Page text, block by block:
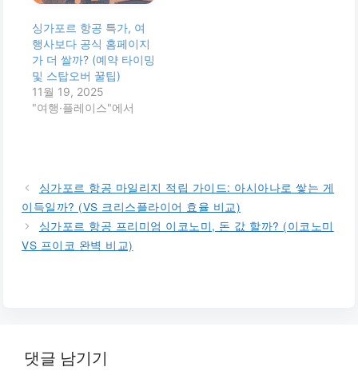
싱가포르 항공 특가, 여
행사보다 공식 홈페이지
가 더 쌀까? (예약 타이밍
및 스탑오버 꿀팁)
11월 19, 2025
"여행·플레이스"에서
싱가포르 항공 마일리지 적립 가이드: 아시아나로 쌓는 게
이득일까? (VS 크리스플라이어 효율 비교)
싱가포르 항공 프리미엄 이코노미, 돈 값 할까? (이코노미
VS 프이코 완벽 비교)
댓글 남기기